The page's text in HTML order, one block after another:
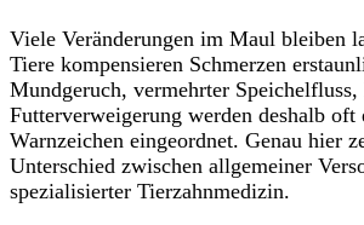
Viele Veränderungen im Maul bleiben
Tiere kompensieren Schmerzen
Mundgeruch, vermehrter
Futterverweigerung werden deshalb oft
Warnzeichen eingeordnet. Genau hier
Unterschied zwischen allgemeiner
spezialisierter Tierzahnmedizin.